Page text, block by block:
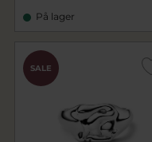
På lager
SALE